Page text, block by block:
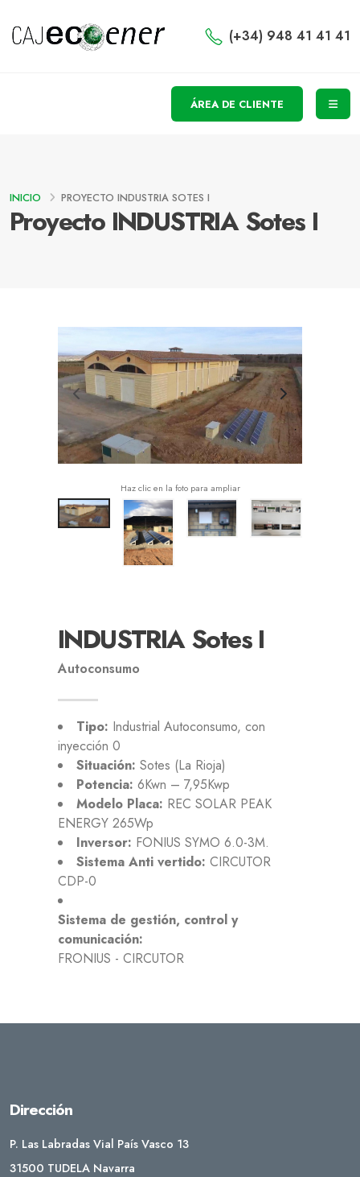
(+34) 948 41 41 41
ÁREA DE CLIENTE
Proyecto INDUSTRIA Sotes I
INICIO PROYECTO INDUSTRIA SOTES I
Haz clic en la foto para ampliar
INDUSTRIA Sotes I
Autoconsumo
Tipo: Industrial Autoconsumo, con
inyección 0
Situación: Sotes (La Rioja)
Potencia: 6Kwn – 7,95Kwp
Modelo Placa: REC SOLAR PEAK
ENERGY 265Wp
Inversor: FONIUS SYMO 6.0-3M.
Sistema Anti vertido: CIRCUTOR
CDP-0
Sistema de gestión, control y
comunicación:
FRONIUS - CIRCUTOR
Dirección
P. Las Labradas Vial País Vasco 13
31500 TUDELA Navarra